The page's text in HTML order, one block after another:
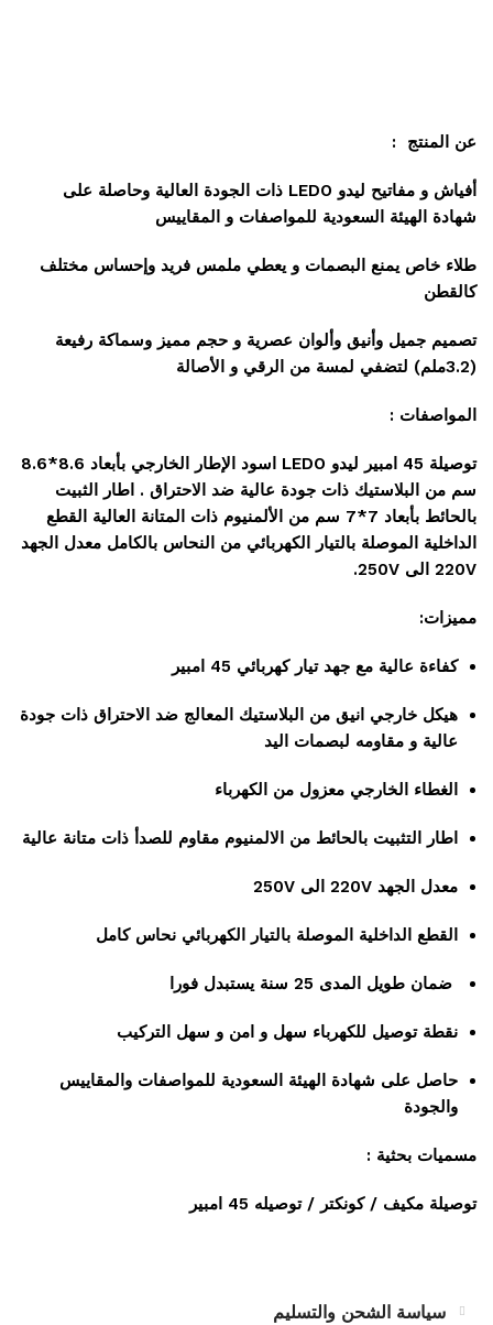
عن المنتج :
أفياش و مفاتيح ليدو LEDO ذات الجودة العالية وحاصلة على
شهادة الهيئة السعودية للمواصفات و المقاييس
طلاء خاص يمنع البصمات و يعطي ملمس فريد وإحساس مختلف
كالقطن
تصميم جميل وأنيق وألوان عصرية و حجم مميز وسماكة رفيعة
(3.2ملم) لتضفي لمسة من الرقي و الأصالة
المواصفات :
توصيلة 45 امبير ليدو LEDO اسود الإطار الخارجي بأبعاد 8.6*8.6
سم من البلاستيك ذات جودة عالية ضد الاحتراق . اطار الثبيت
بالحائط بأبعاد 7*7 سم من الألمنيوم ذات المتانة العالية القطع
الداخلية الموصلة بالتيار الكهربائي من النحاس بالكامل معدل الجهد
220V الى 250V.
مميزات:
كفاءة عالية مع جهد تيار كهربائي 45 امبير
هيكل خارجي انيق من البلاستيك المعالج ضد الاحتراق ذات جودة
عالية و مقاومه لبصمات اليد
الغطاء الخارجي معزول من الكهرباء
اطار التثبيت بالحائط من الالمنيوم مقاوم للصدأ ذات متانة عالية
معدل الجهد 220V الى 250V
القطع الداخلية الموصلة بالتيار الكهربائي نحاس كامل
ضمان طويل المدى 25 سنة يستبدل فورا
نقطة توصيل للكهرباء سهل و امن و سهل التركيب
حاصل على شهادة الهيئة السعودية للمواصفات والمقاييس
والجودة
مسميات بحثية :
توصيلة مكيف / كونكتر / توصيله 45 امبير
سياسة الشحن والتسليم